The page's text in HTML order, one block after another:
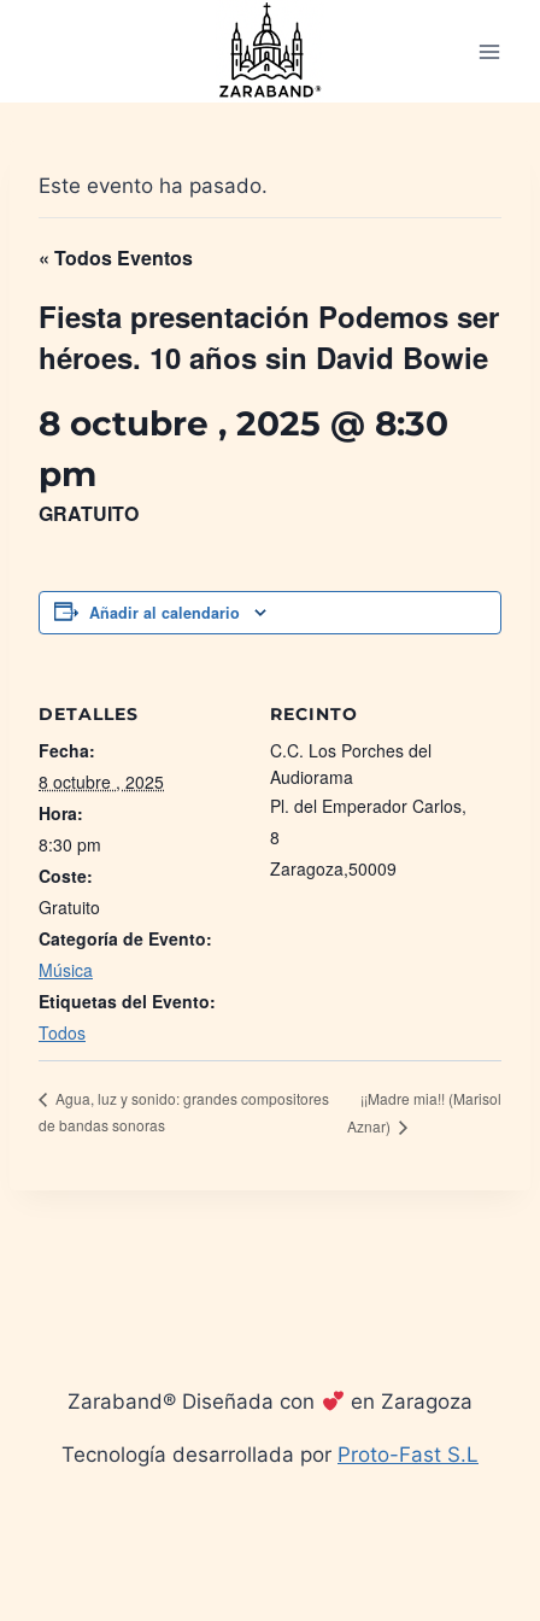
Este evento ha pasado.
« Todos Eventos
Fiesta presentación Podemos ser
héroes. 10 años sin David Bowie
8 octubre , 2025 @ 8:30
pm
GRATUITO
Añadir al calendario
DETALLES
Fecha:
8 octubre , 2025
Hora:
8:30 pm
Coste:
Gratuito
Categoría de Evento:
Música
Etiquetas del Evento:
Todos
RECINTO
C.C. Los Porches del
Audiorama
Pl. del Emperador Carlos,
8
Zaragoza,50009
Agua, luz y sonido: grandes compositores
de bandas sonoras
¡¡Madre mia!! (Marisol
Aznar)
Zaraband® Diseñada con en Zaragoza
Tecnología desarrollada por Proto-Fast S.L